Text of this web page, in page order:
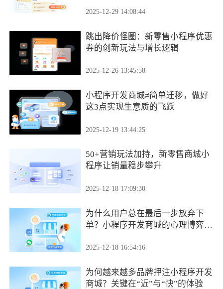
2025-12-29 14:08:44
跳出降价怪圈：新零售小程序优惠
券的创新玩法与增长逻辑
2025-12-26 13:45:58
小程序开发商城≠简单迁移，做好
这3点实现生意质的飞跃
2025-12-19 13:44:25
50+营销玩法加持，新零售商城小
程序让销量稳步攀升
2025-12-18 17:09:30
为什么用户总在最后一步放弃下
单？小程序开发商城的心理博弈：
2025-12-18 16:54:16
为何越来越多品牌押注小程序开发
商城？关键在“近”与“快”的体验